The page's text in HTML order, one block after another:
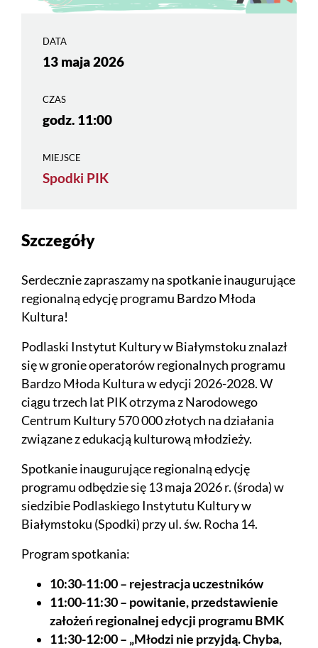
DATA
13 maja 2026
CZAS
godz. 11:00
MIEJSCE
Spodki PIK
Szczegóły
Serdecznie zapraszamy na spotkanie inaugurujące
regionalną edycję programu Bardzo Młoda
Kultura!
Podlaski Instytut Kultury w Białymstoku znalazł
się w gronie operatorów regionalnych programu
Bardzo Młoda Kultura w edycji 2026-2028. W
ciągu trzech lat PIK otrzyma z Narodowego
Centrum Kultury 570 000 złotych na działania
związane z edukacją kulturową młodzieży.
Spotkanie inaugurujące regionalną edycję
programu odbędzie się 13 maja 2026 r. (środa) w
siedzibie Podlaskiego Instytutu Kultury w
Białymstoku (Spodki) przy ul. św. Rocha 14.
Program spotkania:
10:30-11:00 – rejestracja uczestników
11:00-11:30 – powitanie, przedstawienie
założeń regionalnej edycji programu BMK
11:30-12:00 – „Młodzi nie przyjdą. Chyba,